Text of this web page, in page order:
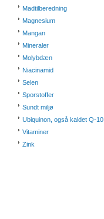
Madtilberedning
Magnesium
Mangan
Mineraler
Molybdæn
Niacinamid
Selen
Sporstoffer
Sundt miljø
Ubiquinon, også kaldet Q-10
Vitaminer
Zink